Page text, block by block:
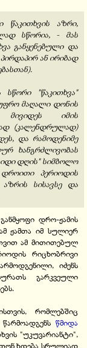
წაკითხვის აზრი,
სწორია, - მას
განყენებული და
ან ირიბად
"წაკითხვა"
მაღალი დონის
მივიდეს იმის
(კალენდრულად)
და რამოდენიმე
ხანგრძლივობას
დღის" სიმბოლო
პერიოდის
სისავსე და
დრო-ჟამის
ჟამთა იმ სულიერ
ამ მითითებულ
რიცხობრივი
იძენს
გარკვეული
რომლებშიც
წმიდა
"უკუვარიანტი",
ხდება სრულიად